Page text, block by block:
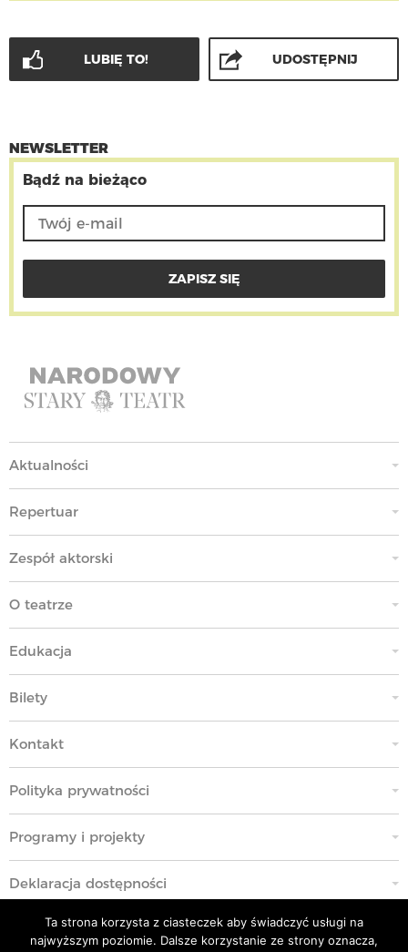
LUBIĘ TO! UDOSTĘPNIJ
NEWSLETTER
Bądź na bieżąco
Aktualności
Repertuar
Zespół aktorski
O teatrze
Edukacja
Bilety
Kontakt
Polityka prywatności
Programy i projekty
Deklaracja dostępności
Standardy Ochrony Małoletnich
Ta strona korzysta z ciasteczek aby świadczyć usługi na
najwyższym poziomie. Dalsze korzystanie ze strony oznacza,